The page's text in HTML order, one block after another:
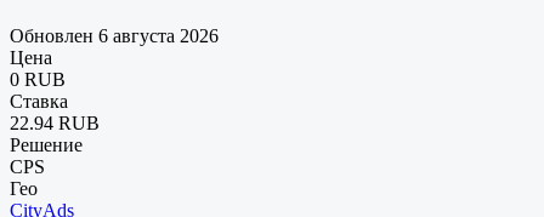
Обновлен 6 августа 2026
Цена
0 RUB
Ставка
22.94 RUB
Решение
CPS
Гео
CityAds